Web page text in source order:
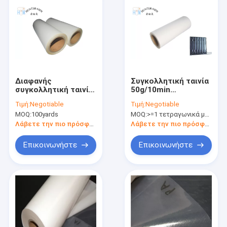
προϊόντα
Σχετικά με εμάς
Διαφανής
συγκολλητική ταινία
μετάλλων 1.13g/Cm3
καυτή μήκος
ναυπηγείων
Τιμή:Negotiable
MOQ:100yards
Λάβετε την πιο πρόσφατη τιμή
Επικοινωνήστε
Συγκολλητική ταινία
50g/10min
μετάλλων 100
ναυπηγείων EAA
καυτή 60 βαθμοί που
αντίσταση
Τιμή:Negotiable
MOQ:>=1 τετραγωνικά μέτρα
Λάβετε την πιο πρόσφατη τιμή
Επικοινωνήστε